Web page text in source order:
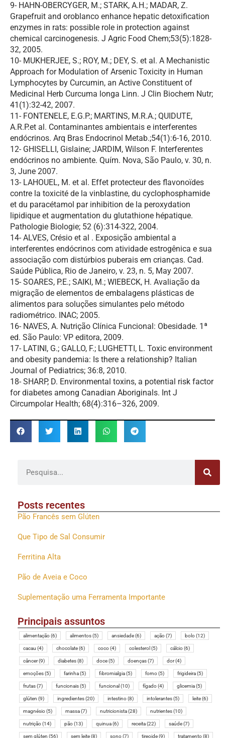
9- HAHN-OBERCYGER, M.; STARK, A.H.; MADAR, Z.
Grapefruit and oroblanco enhance hepatic detoxification
enzymes in rats: possible role in protection against
chemical carcinogenesis. J Agric Food Chem;53(5):1828-
32, 2005.
10- MUKHERJEE, S.; ROY, M.; DEY, S. et al. A Mechanistic
Approach for Modulation of Arsenic Toxicity in Human
Lymphocytes by Curcumin, an Active Constituent of
Medicinal Herb Curcuma longa Linn. J Clin Biochem Nutr;
41(1):32-42, 2007.
11- FONTENELE, E.G.P.; MARTINS, M.R.A.; QUIDUTE,
A.R.P.et al. Contaminantes ambientais e interferentes
endócrinos. Arq Bras Endocrinol Metab.;54(1):6-16, 2010.
12- GHISELLI, Gislaine; JARDIM, Wilson F. Interferentes
endócrinos no ambiente. Quím. Nova, São Paulo, v. 30, n.
3, June 2007.
13- LAHOUEL, M. et al. Effet protecteur des flavonoïdes
contre la toxicité de la vinblastine, du cyclophosphamide
et du paracétamol par inhibition de la peroxydation
lipidique et augmentation du glutathione hépatique.
Pathologie Biologie; 52 (6):314-322, 2004.
14- ALVES, Crésio et al . Exposição ambiental a
interferentes endócrinos com atividade estrogênica e sua
associação com distúrbios puberais em crianças. Cad.
Saúde Pública, Rio de Janeiro, v. 23, n. 5, May 2007.
15- SOARES, P.E.; SAIKI, M.; WIEBECK, H. Avaliação da
migração de elementos de embalagens plásticas de
alimentos para soluções simulantes pelo método
radiométrico. INAC; 2005.
16- NAVES, A. Nutrição Clínica Funcional: Obesidade. 1ª
ed. São Paulo: VP editora, 2009.
17- LATINI, G.; GALLO, F.; LUGHETTI, L. Toxic environment
and obesity pandemia: Is there a relationship? Italian
Journal of Pediatrics; 36:8, 2010.
18- SHARP, D. Environmental toxins, a potential risk factor
for diabetes among Canadian Aboriginals. Int J
Circumpolar Health; 68(4):316–326, 2009.
Posts recentes
Pão Francês sem Glúten
Que Tipo de Sal Consumir
Ferritina Alta
Pão de Aveia e Coco
Suplementação uma Ferramenta Importante
Principais assuntos
ALIMENTAÇÃO(6) ALIMENTOS (5) ANSIEDADE(6) AÇÃO(7)
BOLO(12) CACAU(4) CHOCOLATE(6) COCO (4)
COLESTEROL CÁLCIO CÂNCER DIABETES (8)
DOCE(5) DOENÇAS(7) DOR(4) EMOÇÕES(5) FARINHA(5)
FIBROMIALGIA FORNO (5) FRIGIDEIRA FRUTAS(7)
FUNCIONAIS(5) FUNCIONAL(10) FÍGADO(4) GLICEMIA(5)